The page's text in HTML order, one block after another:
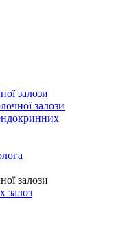
залози
залози
залози
залоз